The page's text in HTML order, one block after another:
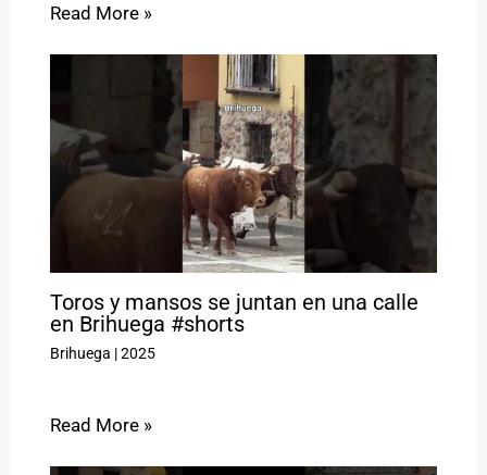
Read More »
Toros y mansos se juntan en una calle
en Brihuega #shorts
Brihuega |2025
Read More »